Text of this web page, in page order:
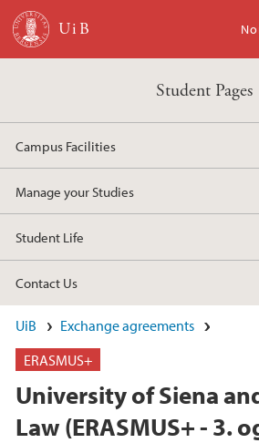
Skip to main content
Student Pages
Campus Facilities
Manage your Studies
Student Life
Contact Us
UiB
Exchange agreements
ERASMUS+
University of Siena
Law (ERASMUS+ - 3.